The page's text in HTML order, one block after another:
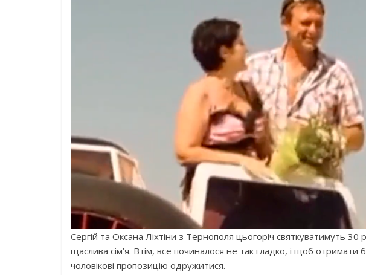
Сергій та Оксана Ліхтіни з Тернополя цьогоріч святкуватимуть
щаслива сім’я. Втім, все починалося не так гладко, і щоб
чоловікові пропозицію одружитися.